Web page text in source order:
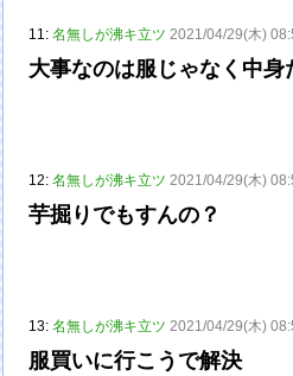
11:名無しが沸キ立ツ 2021/04/29(木)
大事なのは服じゃなく中身
12:名無しが沸キ立ツ 2021/04/29(木)
芋掘りでもすんの？
13:名無しが沸キ立ツ 2021/04/29(木)
服買いに行こうで解決